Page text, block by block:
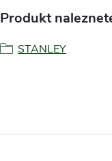
Produkt
STANLEY